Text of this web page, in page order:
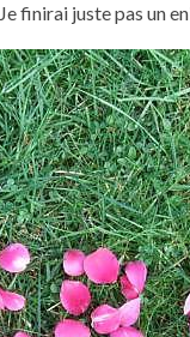
Je finirai juste pas un